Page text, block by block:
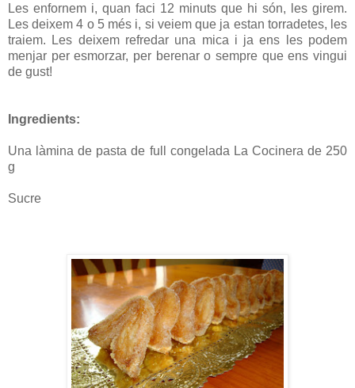
Les enfornem i, quan faci 12 minuts que hi són, les girem.
Les deixem 4 o 5 més i, si veiem que ja estan torradetes, les
traiem. Les deixem refredar una mica i ja ens les podem
menjar per esmorzar, per berenar o sempre que ens vingui
de gust!
Ingredients:
Una làmina de pasta de full congelada La Cocinera de 250
g
Sucre